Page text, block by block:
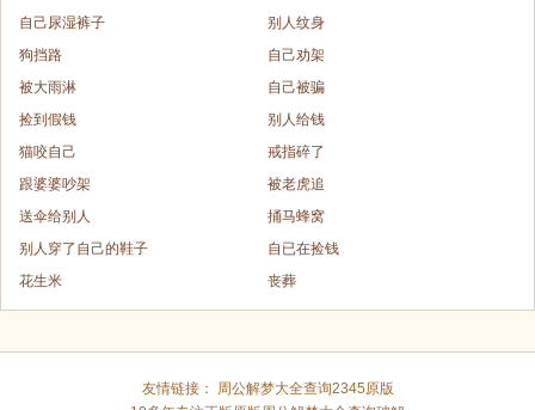
自己尿湿裤子
别人纹身
狗挡路
自己劝架
被大雨淋
自己被骗
捡到假钱
别人给钱
猫咬自己
戒指碎了
跟婆婆吵架
被老虎追
送伞给别人
捅马蜂窝
别人穿了自己的鞋子
自已在捡钱
花生米
丧葬
友情链接：
周公解梦大全查询2345原版